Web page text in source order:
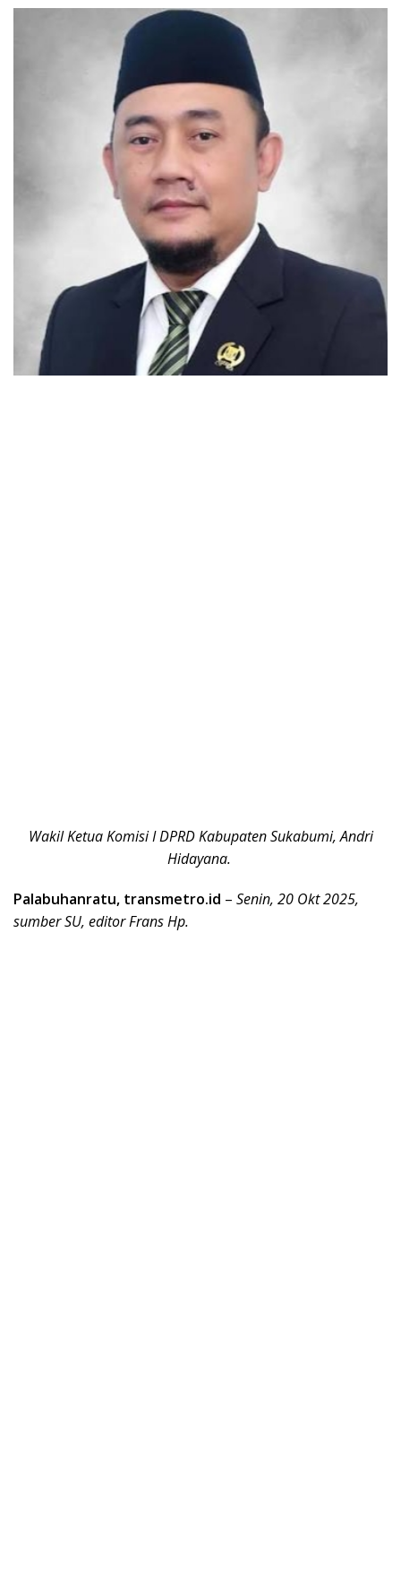
Wakil Ketua Komisi I DPRD Kabupaten Sukabumi, Andri
Hidayana.
Palabuhanratu, transmetro.id – Senin, 20 Okt 2025,
sumber SU, editor Frans Hp.